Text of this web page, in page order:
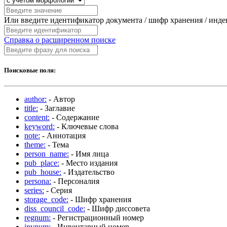
Или введите идентификатор документа / шифр хранения /
Справка о расширенном поиске
Поисковые поля:
author: - Автор
title: - Заглавие
content: - Содержание
keyword: - Ключевые слова
note: - Аннотация
theme: - Тема
person_name: - Имя лица
pub_place: - Место издания
pub_house: - Издательство
persona: - Персоналия
series: - Серия
storage_code: - Шифр хранения
diss_council_code: - Шифр диссовета
regnum: - Регистрационный номер